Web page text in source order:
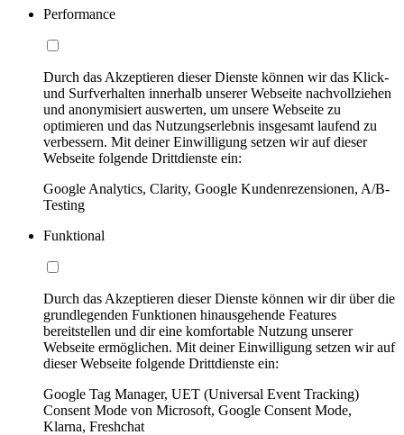
Performance
Durch das Akzeptieren dieser Dienste können wir das Klick-
und Surfverhalten innerhalb unserer Webseite nachvollziehen
und anonymisiert auswerten, um unsere Webseite zu
optimieren und das Nutzungserlebnis insgesamt laufend zu
verbessern. Mit deiner Einwilligung setzen wir auf dieser
Webseite folgende Drittdienste ein:
Google Analytics, Clarity, Google Kundenrezensionen, A/B-
Testing
Funktional
Durch das Akzeptieren dieser Dienste können wir dir über die
grundlegenden Funktionen hinausgehende Features
bereitstellen und dir eine komfortable Nutzung unserer
Webseite ermöglichen. Mit deiner Einwilligung setzen wir auf
dieser Webseite folgende Drittdienste ein:
Google Tag Manager, UET (Universal Event Tracking)
Consent Mode von Microsoft, Google Consent Mode,
Klarna, Freshchat